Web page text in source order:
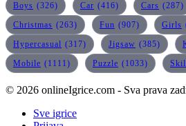
Boys (326) Car (416) Cars (287)
Christmas (263) Fun (907) Girls
Hypercasual (317) Jigsaw (385)
Mobile (1111) Puzzle (1033)
© 2026 onlineIgrice.com - Sva prava
Sve igrice